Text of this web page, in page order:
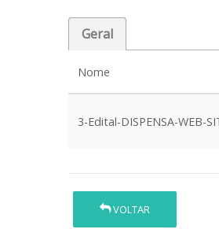
Geral
Nome
3-Edital-DISPENSA-WEB-
VOLTAR